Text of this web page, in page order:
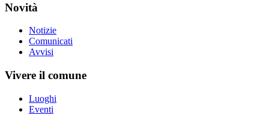
Novità
Notizie
Comunicati
Avvisi
Vivere il comune
Luoghi
Eventi